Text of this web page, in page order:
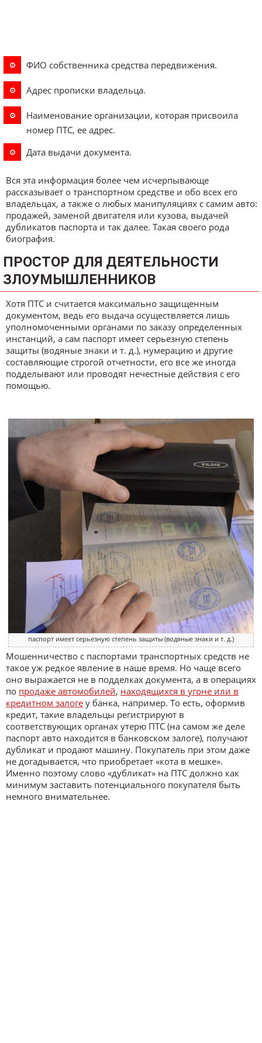
ФИО собственника средства передвижения.
Адрес прописки владельца.
Наименование организации, которая присвоила
номер ПТС, ее адрес.
Дата выдачи документа.
Вся эта информация более чем исчерпывающе
рассказывает о транспортном средстве и обо всех его
владельцах, а также о любых манипуляциях с самим авто:
продажей, заменой двигателя или кузова, выдачей
дубликатов паспорта и так далее. Такая своего рода
биография.
ПРОСТОР ДЛЯ ДЕЯТЕЛЬНОСТИ
ЗЛОУМЫШЛЕННИКОВ
Хотя ПТС и считается максимально защищенным
документом, ведь его выдача осуществляется лишь
уполномоченными органами по заказу определенных
инстанций, а сам паспорт имеет серьезную степень
защиты (водяные знаки и т. д.), нумерацию и другие
составляющие строгой отчетности, его все же иногда
подделывают или проводят нечестные действия с его
помощью.
паспорт имеет серьезную степень защиты (водяные знаки и т. д.)
Мошенничество с паспортами транспортных средств не
такое уж редкое явление в наше время. Но чаще всего
оно выражается не в подделках документа, а в операциях
по продаже автомобилей, находящихся в угоне или в
кредитном залоге у банка, например. То есть, оформив
кредит, такие владельцы регистрируют в
соответствующих органах утерю ПТС (на самом же деле
паспорт авто находится в банковском залоге), получают
дубликат и продают машину. Покупатель при этом даже
не догадывается, что приобретает «кота в мешке».
Именно поэтому слово «дубликат» на ПТС должно как
минимум заставить потенциального покупателя быть
немного внимательнее.